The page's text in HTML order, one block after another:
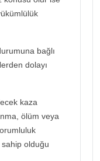
bağlı
dolayı
kaza
ölüm veya
sahip olduğu